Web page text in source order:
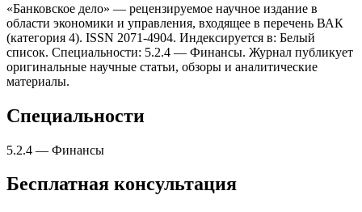
«Банковское дело» — рецензируемое научное издание в
области экономики и управления, входящее в перечень ВАК
(категория 4). ISSN 2071-4904. Индексируется в: Белый
список. Специальности: 5.2.4 — Финансы. Журнал публикует
оригинальные научные статьи, обзоры и аналитические
материалы.
Специальности
5.2.4 — Финансы
Бесплатная консультация